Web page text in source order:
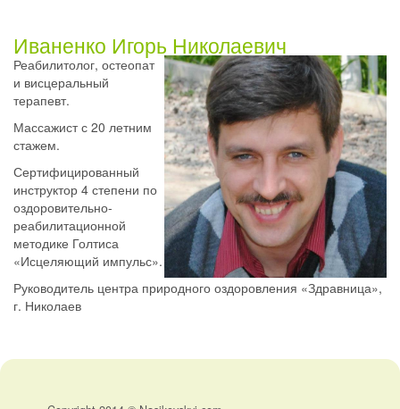
Иваненко Игорь Николаевич
Реабилитолог, остеопат
и висцеральный
терапевт.
Массажист с 20 летним
стажем.
Сертифицированный
инструктор 4 степени по
оздоровительно-
реабилитационной
методике Голтиса
«Исцеляющий импульс».
Руководитель центра природного оздоровления «Здравница»,
г. Николаев